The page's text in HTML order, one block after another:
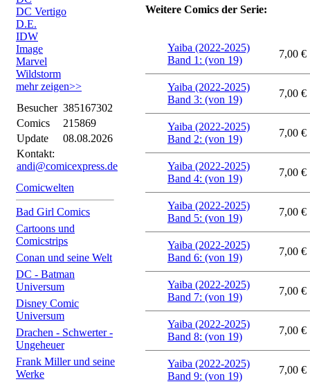
DC Vertigo
D.E.
IDW
Image
Marvel
Wildstorm
mehr zeigen>>
Besucher 385167302
Comics
215869
Update
08.08.2026
Kontakt:
andi@comicexpress.de
Comicwelten
Bad Girl Comics
Cartoons und
Comicstrips
Conan und seine Welt
DC - Batman
Universum
Disney Comic
Universum
Drachen - Schwerter -
Ungeheuer
Frank Miller und seine
Werke
Weitere Comics der Serie:
Yaiba (2022-2025)
Band 1: (von 19)
7,00 €
Yaiba (2022-2025)
Band 3: (von 19)
7,00 €
Yaiba (2022-2025)
Band 2: (von 19)
7,00 €
Yaiba (2022-2025)
Band 4: (von 19)
7,00 €
Yaiba (2022-2025)
Band 5: (von 19)
7,00 €
Yaiba (2022-2025)
Band 6: (von 19)
7,00 €
Yaiba (2022-2025)
Band 7: (von 19)
7,00 €
Yaiba (2022-2025)
Band 8: (von 19)
7,00 €
Yaiba (2022-2025)
Band 9: (von 19)
7,00 €